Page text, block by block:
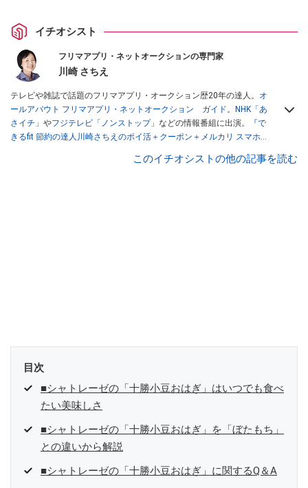
イチオシスト
フリマアプリ・ネットオークションの専門家
川崎 さちえ
テレビや雑誌で話題のフリマアプリ・オークション歴20年の達人。 オ
ールアバウト フリマアプリ・ネットオークション ガイド。
NHK「あ
さイチ」 やフジテレビ「ノンストップ」 などの情報番組に出演。
『で
きるfit 節約の達人川崎さちえのポイ活＋クーポン＋メルカリ スマホで
スマホ1つでスキマ時間に効率的に稼ぐ！』（翔泳社刊） ほか著書多
このイチオシストの他の記事を読む
目次
■シャトレーゼの「十勝小豆おはぎ」はいつでも食べ
たい美味しさ
■シャトレーゼの「十勝小豆おはぎ」を「ぼたもち」
との違いから解説
■シャトレーゼの「十勝小豆おはぎ」に関するQ＆A